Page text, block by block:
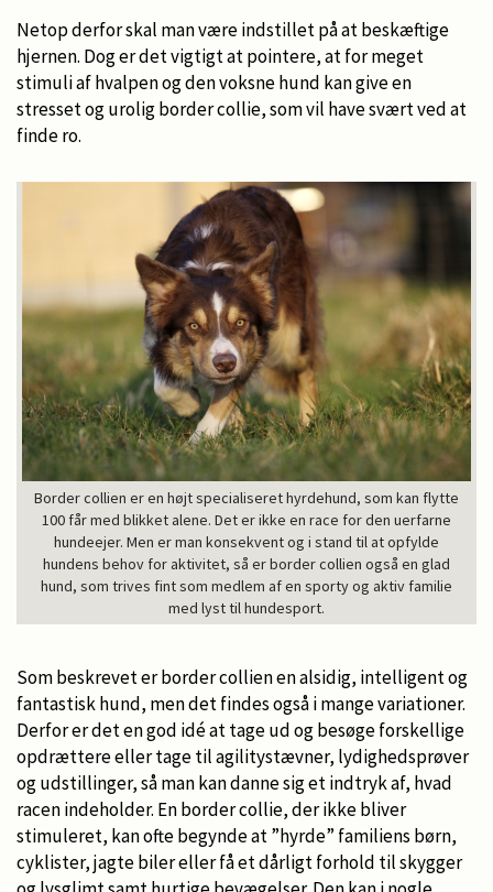
Netop derfor skal man være indstillet på at beskæftige
hjernen. Dog er det vigtigt at pointere, at for meget
stimuli af hvalpen og den voksne hund kan give en
stresset og urolig border collie, som vil have svært ved at
finde ro.
Border collien er en højt specialiseret hyrdehund, som kan flytte
100 får med blikket alene. Det er ikke en race for den uerfarne
hundeejer. Men er man konsekvent og i stand til at opfylde
hundens behov for aktivitet, så er border collien også en glad
hund, som trives fint som medlem af en sporty og aktiv familie
med lyst til hundesport.
Som beskrevet er border collien en alsidig, intelligent og
fantastisk hund, men det findes også i mange variationer.
Derfor er det en god idé at tage ud og besøge forskellige
opdrættere eller tage til agilitystævner, lydighedsprøver
og udstillinger, så man kan danne sig et indtryk af, hvad
racen indeholder. En border collie, der ikke bliver
stimuleret, kan ofte begynde at ”hyrde” familiens børn,
cyklister, jagte biler eller få et dårligt forhold til skygger